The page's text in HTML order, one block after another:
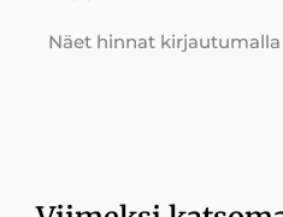
Näet hinnat kirjautumalla